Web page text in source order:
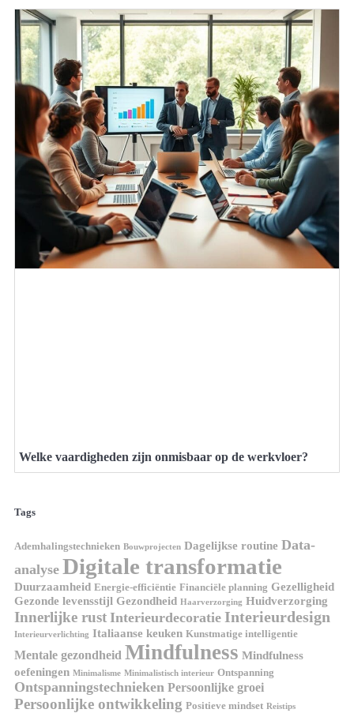
Welke vaardigheden zijn onmisbaar op de werkvloer?
Tags
Ademhalingstechnieken Bouwprojecten Dagelijkse routine Data-
analyse Digitale transformatie
Duurzaamheid Energie-efficiëntie Financiële planning Gezelligheid
Gezonde levensstijl Gezondheid Haarverzorging Huidverzorging
Innerlijke rust Interieurdecoratie Interieurdesign
Interieurverlichting Italiaanse keuken Kunstmatige intelligentie
Mentale gezondheid Mindfulness Mindfulness
oefeningen Minimalisme Minimalistisch interieur Ontspanning
Ontspanningstechnieken Persoonlijke groei
Persoonlijke ontwikkeling Positieve mindset Reistips